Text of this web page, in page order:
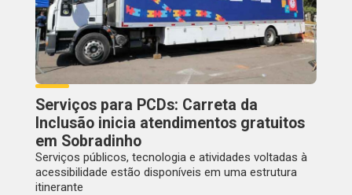
Serviços para PCDs: Carreta da
Inclusão inicia atendimentos gratuitos
em Sobradinho
Serviços públicos, tecnologia e atividades voltadas à
acessibilidade estão disponíveis em uma estrutura
itinerante